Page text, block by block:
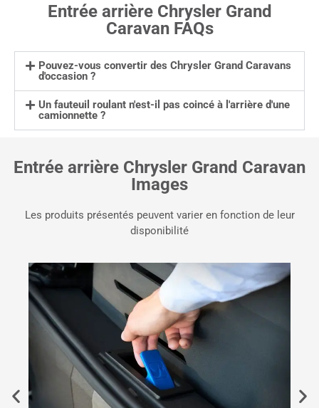
Entrée arrière Chrysler Grand
Caravan FAQs
Pouvez-vous convertir des Chrysler Grand Caravans
d'occasion ?
Un fauteuil roulant n'est-il pas coincé à l'arrière d'une
camionnette ?
Entrée arrière Chrysler Grand Caravan
Images
Les produits présentés peuvent varier en fonction de leur
disponibilité